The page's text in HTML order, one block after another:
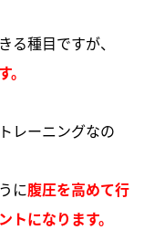
種目ですが、
レーニングなの
に腹圧を高めて行
になります。